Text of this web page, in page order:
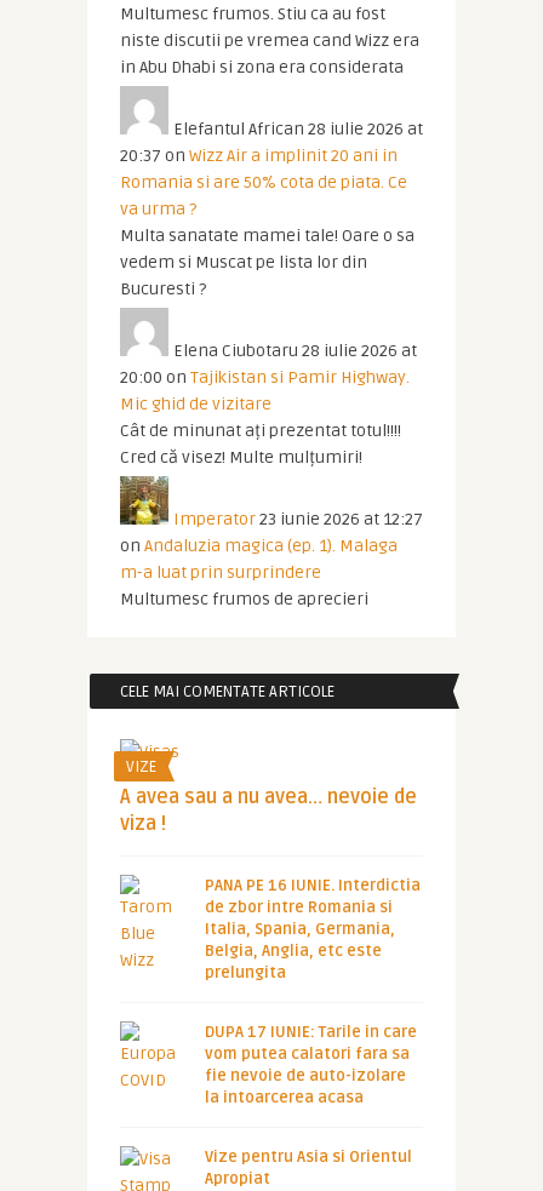
Multumesc frumos. Stiu ca au fost
niste discutii pe vremea cand Wizz era
in Abu Dhabi si zona era considerata
Elefantul African 28 iulie 2026 at
20:37 on Wizz Air a implinit 20 ani in
Romania si are 50% cota de piata. Ce
va urma ?
Multa sanatate mamei tale! Oare o sa
vedem si Muscat pe lista lor din
Bucuresti ?
Elena Ciubotaru 28 iulie 2026 at
20:00 on Tajikistan si Pamir Highway.
Mic ghid de vizitare
Cât de minunat ați prezentat totul!!!!
Cred că visez! Multe mulțumiri!
Imperator23 iunie 2026 at 12:27
on Andaluzia magica (ep. 1). Malaga
m-a luat prin surprindere
Multumesc frumos de aprecieri
CELE MAI COMENTATE ARTICOLE
VIZE
A avea sau a nu avea… nevoie de
viza !
PANA PE 16 IUNIE. Interdictia
de zbor intre Romania si
Italia, Spania, Germania,
Belgia, Anglia, etc este
prelungita
DUPA 17 IUNIE: Tarile in care
vom putea calatori fara sa
fie nevoie de auto-izolare
la intoarcerea acasa
Vize pentru Asia si Orientul
Apropiat